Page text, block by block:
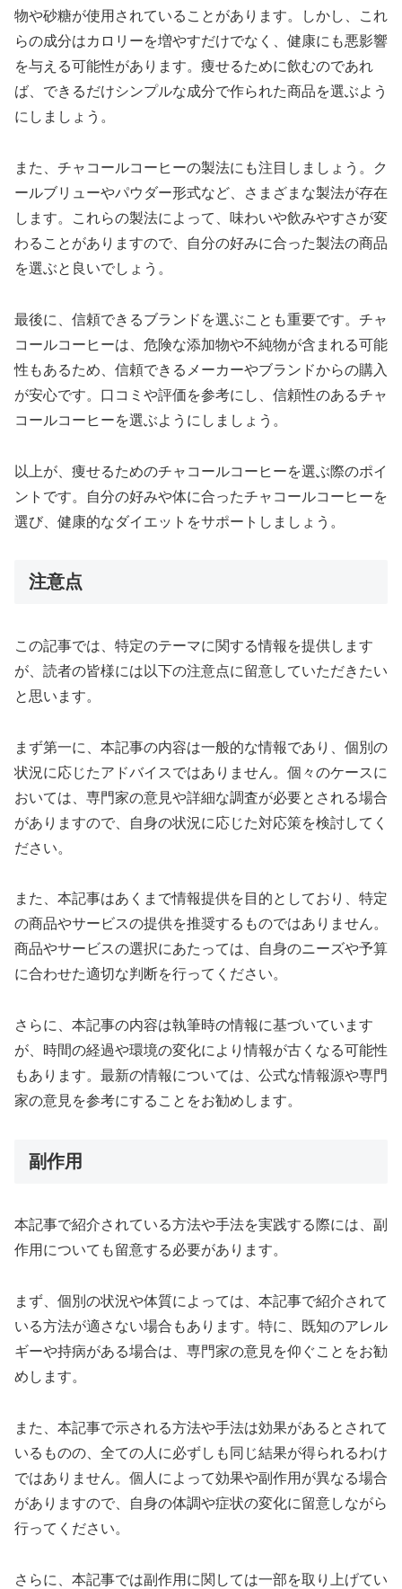
物や砂糖が使用されていることがあります。しかし、これ
らの成分はカロリーを増やすだけでなく、健康にも悪影響
を与える可能性があります。痩せるために飲むのであれ
ば、できるだけシンプルな成分で作られた商品を選ぶよう
にしましょう。
また、チャコールコーヒーの製法にも注目しましょう。ク
ールブリューやパウダー形式など、さまざまな製法が存在
します。これらの製法によって、味わいや飲みやすさが変
わることがありますので、自分の好みに合った製法の商品
を選ぶと良いでしょう。
最後に、信頼できるブランドを選ぶことも重要です。チャ
コールコーヒーは、危険な添加物や不純物が含まれる可能
性もあるため、信頼できるメーカーやブランドからの購入
が安心です。口コミや評価を参考にし、信頼性のあるチャ
コールコーヒーを選ぶようにしましょう。
以上が、痩せるためのチャコールコーヒーを選ぶ際のポイ
ントです。自分の好みや体に合ったチャコールコーヒーを
選び、健康的なダイエットをサポートしましょう。
注意点
この記事では、特定のテーマに関する情報を提供します
が、読者の皆様には以下の注意点に留意していただきたい
と思います。
まず第一に、本記事の内容は一般的な情報であり、個別の
状況に応じたアドバイスではありません。個々のケースに
おいては、専門家の意見や詳細な調査が必要とされる場合
がありますので、自身の状況に応じた対応策を検討してく
ださい。
また、本記事はあくまで情報提供を目的としており、特定
の商品やサービスの提供を推奨するものではありません。
商品やサービスの選択にあたっては、自身のニーズや予算
に合わせた適切な判断を行ってください。
さらに、本記事の内容は執筆時の情報に基づいています
が、時間の経過や環境の変化により情報が古くなる可能性
もあります。最新の情報については、公式な情報源や専門
家の意見を参考にすることをお勧めします。
副作用
本記事で紹介されている方法や手法を実践する際には、副
作用についても留意する必要があります。
まず、個別の状況や体質によっては、本記事で紹介されて
いる方法が適さない場合もあります。特に、既知のアレル
ギーや持病がある場合は、専門家の意見を仰ぐことをお勧
めします。
また、本記事で示される方法や手法は効果があるとされて
いるものの、全ての人に必ずしも同じ結果が得られるわけ
ではありません。個人によって効果や副作用が異なる場合
がありますので、自身の体調や症状の変化に留意しながら
行ってください。
さらに、本記事では副作用に関しては一部を取り上げてい